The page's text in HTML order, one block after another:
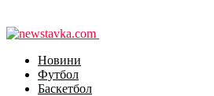
Новини
Футбол
Баскетбол